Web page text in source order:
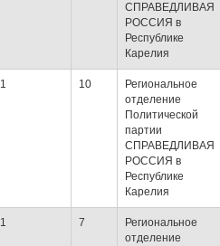
СПРАВЕДЛИВАЯ
РОССИЯ в
Республике
Карелия
1 10
Региональное
отделение
Политической
партии
СПРАВЕДЛИВАЯ
РОССИЯ в
Республике
Карелия
1 7
Региональное
отделение